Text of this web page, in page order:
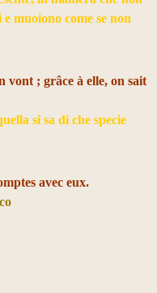
muoiono come se non
vont ; grâce à elle, on sait
si sa di che specie
avec eux.